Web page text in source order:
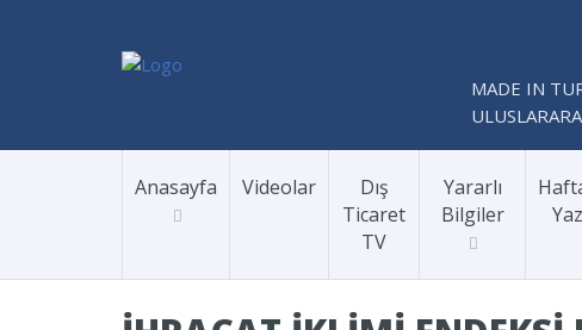
MADE IN
Anasayfa Videolar
Dış
Ticaret
TV
Yararlı
Bilgiler